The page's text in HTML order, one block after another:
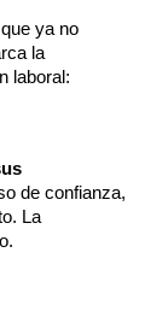
ya no
la
laboral:
de confianza,
La